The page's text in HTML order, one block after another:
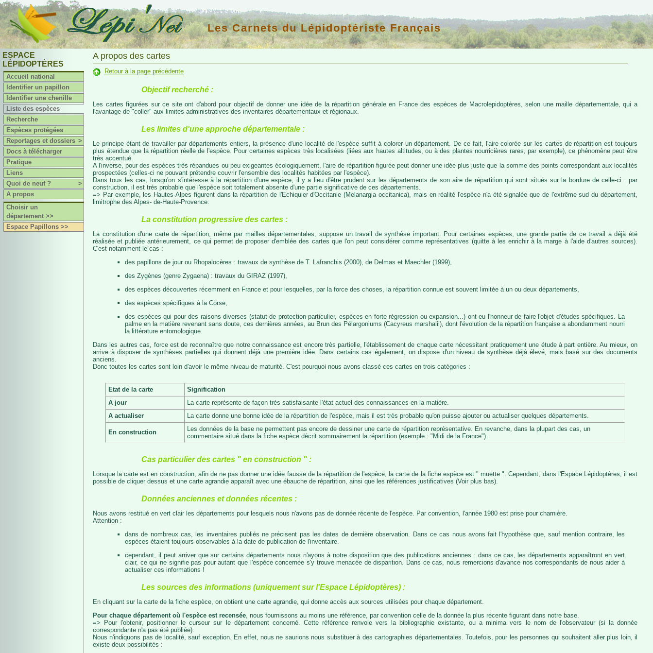
Les Carnets du Lépidoptériste Français
ESPACE
LÉPIDOPTÈRES
Accueil national
Identifier un papillon
Identifier une chenille
Liste des espèces
Recherche
Espèces protégées
Reportages et dossiers >
Docs à télécharger
Pratique
Liens
Quoi de neuf ?
>
A propos
Choisir un
département >>
Espace Papillons >>
A propos des cartes
Retour à la page précédente
Objectif recherché :
Les cartes figurées sur ce site ont d'abord pour objectif de donner une idée de la répartition générale en France des espèces de Macrolepidoptères, selon une maille départementale, qui a
l'avantage de "coller" aux limites administratives des inventaires départementaux et régionaux.
Les limites d'une approche départementale :
Le principe étant de travailler par départements entiers, la présence d'une localité de l'espèce suffit à colorer un département. De ce fait, l'aire colorée sur les cartes de répartition est toujours
plus étendue que la répartition réelle de l'espèce. Pour certaines espèces très localisées (liées aux hautes altitudes, ou à des plantes nourricières rares, par exemple), ce phénomène peut être
très accentué.
A l'inverse, pour des espèces très répandues ou peu exigeantes écologiquement, l'aire de répartition figurée peut donner une idée plus juste que la somme des points correspondant aux localités
prospectées (celles-ci ne pouvant prétendre couvrir l'ensemble des localités habitées par l'espèce).
Dans tous les cas, lorsqu'on s'intéresse à la répartition d'une espèce, il y a lieu d'être prudent sur les départements de son aire de répartition qui sont situés sur la bordure de celle-ci : par
construction, il est très probable que l'espèce soit totalement absente d'une partie significative de ces départements.
=> Par exemple, les Hautes-Alpes figurent dans la répartition de l'Echiquier d'Occitanie (Melanargia occitanica), mais en réalité l'espèce n'a été signalée que de l'extrême sud du département,
limitrophe des Alpes- de-Haute-Provence.
La constitution progressive des cartes :
La constitution d'une carte de répartition, même par mailles départementales, suppose un travail de synthèse important. Pour certaines espèces, une grande partie de ce travail a déjà été
réalisée et publiée antérieurement, ce qui permet de proposer d'emblée des cartes que l'on peut considérer comme représentatives (quitte à les enrichir à la marge à l'aide d'autres sources).
C'est notamment le cas :
des papillons de jour ou Rhopalocères : travaux de synthèse de T. Lafranchis (2000), de Delmas et Maechler (1999),
des Zygènes (genre Zygaena) : travaux du GIRAZ (1997),
des espèces découvertes récemment en France et pour lesquelles, par la force des choses, la répartition connue est souvent limitée à un ou deux départements,
des espèces spécifiques à la Corse,
des espèces qui pour des raisons diverses (statut de protection particulier, espèces en forte régression ou expansion...) ont eu l'honneur de faire l'objet d'études spécifiques. La
palme en la matière revenant sans doute, ces dernières années, au Brun des Pélargoniums (Cacyreus marshalii), dont l'évolution de la répartition française a abondamment nourri
la littérature entomologique.
Dans les autres cas, force est de reconnaître que notre connaissance est encore très partielle, l'établissement de chaque carte nécessitant pratiquement une étude à part entière. Au mieux, on
arrive à disposer de synthèses partielles qui donnent déjà une première idée. Dans certains cas également, on dispose d'un niveau de synthèse déjà élevé, mais basé sur des documents
anciens.
Donc toutes les cartes sont loin d'avoir le même niveau de maturité. C'est pourquoi nous avons classé ces cartes en trois catégories :
Etat de la carte
Signification
A jour
La carte représente de façon très satisfaisante l'état actuel des connaissances en la matière.
A actualiser
La carte donne une bonne idée de la répartition de l'espèce, mais il est très probable qu'on puisse ajouter ou actualiser quelques départements.
En construction
Les données de la base ne permettent pas encore de dessiner une carte de répartition représentative. En revanche, dans la plupart des cas, un
commentaire situé dans la fiche espèce décrit sommairement la répartition (exemple : "Midi de la France").
Cas particulier des cartes " en construction " :
Lorsque la carte est en construction, afin de ne pas donner une idée fausse de la répartition de l'espèce, la carte de la fiche espèce est " muette ". Cependant, dans l'Espace Lépidoptères, il est
possible de cliquer dessus et une carte agrandie apparaît avec une ébauche de répartition, ainsi que les références justificatives (Voir plus bas).
Données anciennes et données récentes :
Nous avons restitué en vert clair les départements pour lesquels nous n'avons pas de donnée récente de l'espèce. Par convention, l'année 1980 est prise pour charnière.
Attention :
dans de nombreux cas, les inventaires publiés ne précisent pas les dates de dernière observation. Dans ce cas nous avons fait l'hypothèse que, sauf mention contraire, les
espèces étaient toujours observables à la date de publication de l'inventaire.
cependant, il peut arriver que sur certains départements nous n'ayons à notre disposition que des publications anciennes : dans ce cas, les départements apparaîtront en vert
clair, ce qui ne signifie pas pour autant que l'espèce concernée s'y trouve menacée de disparition. Dans ce cas, nous remercions d'avance nos correspondants de nous aider à
actualiser ces informations !
Les sources des informations (uniquement sur l'Espace Lépidoptères) :
En cliquant sur la carte de la fiche espèce, on obtient une carte agrandie, qui donne accès aux sources utilisées pour chaque département.
Pour chaque département où l'espèce est recensée , nous fournissons au moins une référence, par convention celle de la donnée la plus récente figurant dans notre base.
=> Pour l'obtenir, positionner le curseur sur le département concerné. Cette référence renvoie vers la bibliographie existante, ou a minima vers le nom de l'observateur (si la donnée
correspondante n'a pas été publiée).
Nous n'indiquons pas de localité, sauf exception. En effet, nous ne saurions nous substituer à des cartographies départementales. Toutefois, pour les personnes qui souhaitent aller plus loin, il
existe deux possibilités :